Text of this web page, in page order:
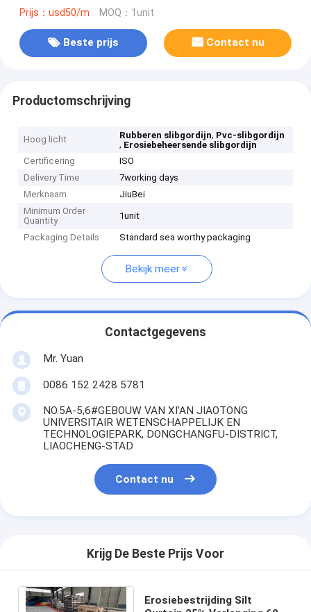
Prijs：usd50/m MOQ：1unit
Beste prijs Contact nu
Productomschrijving
Hoog licht Rubberen slibgordijn, Pvc-slibgordijn
, Erosiebeheersende slibgordijn
Certificering
ISO
Delivery Time
7working days
Merknaam
JiuBei
Minimum Order
Quantity
1unit
Packaging Details Standard sea worthy packaging
Bekijk meer
Contactgegevens
Mr. Yuan
0086 152 2428 5781
NO.5A-5,6#GEBOUW VAN XI'AN JIAOTONG
UNIVERSITAIR WETENSCHAPPELIJK EN
TECHNOLOGIEPARK, DONGCHANGFU-DISTRICT,
LIAOCHENG-STAD
Contact nu
Krijg De Beste Prijs Voor
Erosiebestrijding Silt